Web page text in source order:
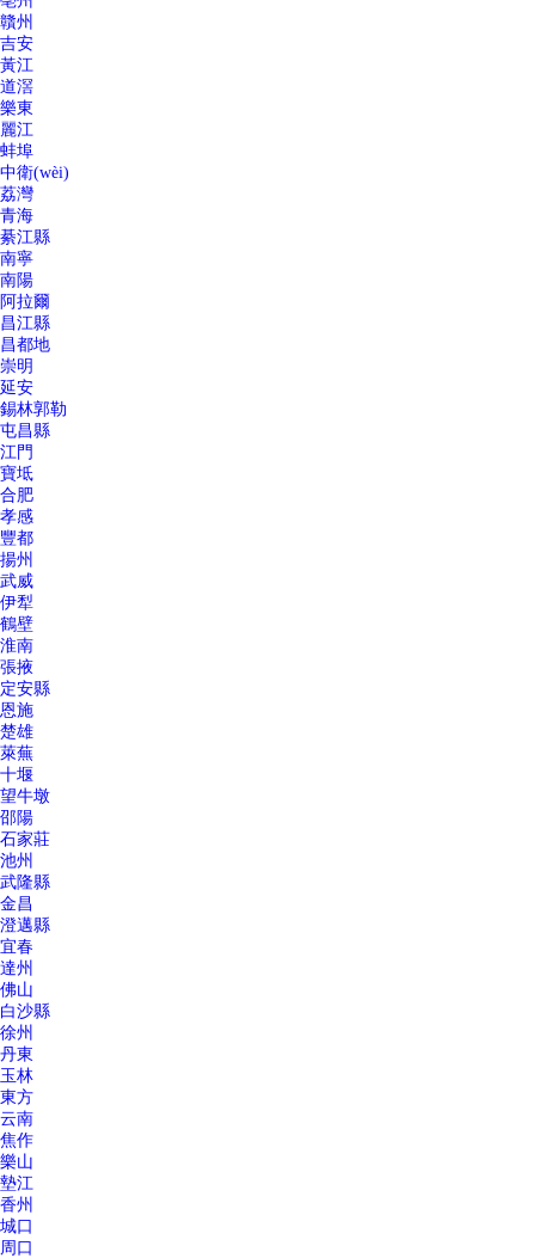
贛州
吉安
黃江
道滘
樂東
麗江
蚌埠
中衛(wèi)
荔灣
青海
綦江縣
南寧
南陽
阿拉爾
昌江縣
昌都地
崇明
延安
錫林郭勒
屯昌縣
江門
寶坻
合肥
孝感
豐都
揚州
武威
伊犁
鶴壁
淮南
張掖
定安縣
恩施
楚雄
萊蕪
十堰
望牛墩
邵陽
石家莊
池州
武隆縣
金昌
澄邁縣
宜春
達州
佛山
白沙縣
徐州
丹東
玉林
東方
云南
焦作
樂山
墊江
香州
城口
周口